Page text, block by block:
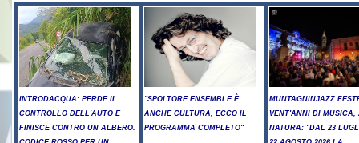
INTRODACQUA: PERDE IL
CONTROLLO DELL'AUTO E
FINISCE CONTRO UN ALBERO.
"SPOLTORE ENSEMBLE È
ANCHE CULTURA, ECCO IL
PROGRAMMA COMPLETO"
MUNTAGNINJAZZ
VENT'ANNI DI MUSICA,
NATURA: "DAL 23